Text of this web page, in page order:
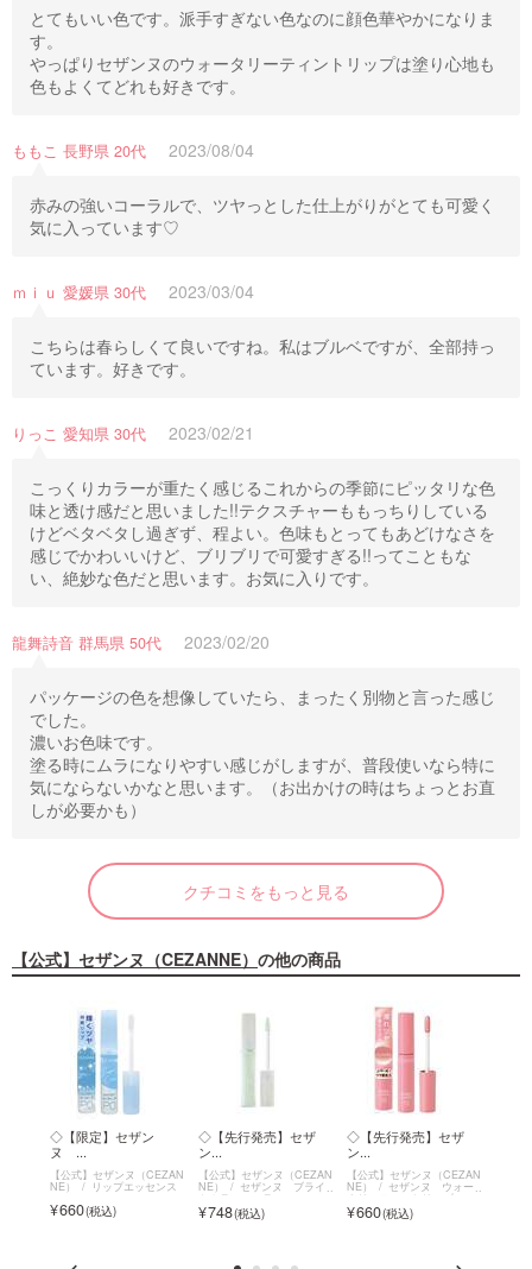
とてもいい色です。派手すぎない色なのに顔色華やかになりま
す。
やっぱりセザンヌのウォータリーティントリップは塗り心地も
色もよくてどれも好きです。
ももこ 長野県 20代 2023/08/04
赤みの強いコーラルで、ツヤっとした仕上がりがとても可愛く
気に入っています♡
ｍｉｕ 愛媛県 30代 2023/03/04
こちらは春らしくて良いですね。私はブルベですが、全部持っ
ています。好きです。
りっこ 愛知県 30代 2023/02/21
こっくりカラーが重たく感じるこれからの季節にピッタリな色
味と透け感だと思いました!!テクスチャーももっちりしている
けどベタベタし過ぎず、程よい。色味もとってもあどけなさを
感じでかわいいけど、ブリブリで可愛すぎる!!ってこともな
い、絶妙な色だと思います。お気に入りです。
龍舞詩音 群馬県 50代 2023/02/20
パッケージの色を想像していたら、まったく別物と言った感じ
でした。
濃いお色味です。
塗る時にムラになりやすい感じがしますが、普段使いなら特に
気にならないかなと思います。（お出かけの時はちょっとお直
しが必要かも）
クチコミをもっと見る
【公式】セザンヌ（CEZANNE） の他の商品
◇【限定】セザン
ヌ ...
【公式】セザンヌ（CEZAN
NE） リップエッセンス
660
◇【先行発売】セザ
ン...
【公式】セザンヌ（CEZAN
NE） セザンヌ ブライ
トカラーシーラー
748
◇【先行発売】セザ
ン...
【公式】セザンヌ（CEZAN
NE） セザンヌ ウォー
タリーティントリップ
660